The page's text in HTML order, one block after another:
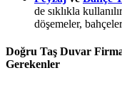
de sıklıkla
döşemeler,
Doğru Taş Duvar
Gerekenler